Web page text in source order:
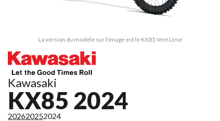
La version du modèle sur l'image est le KX85 Vert Lime
Kawasaki
KX85 2024
202620252024